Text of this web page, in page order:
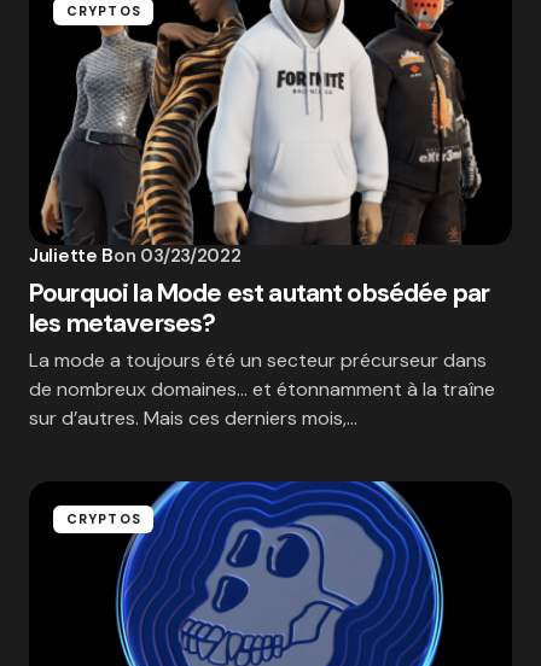
CRYPTOS
Juliette Bon 03/23/2022
Pourquoi la Mode est autant obsédée par
les metaverses?
La mode a toujours été un secteur précurseur dans
de nombreux domaines… et étonnamment à la traîne
sur d’autres. Mais ces derniers mois,…
CRYPTOS